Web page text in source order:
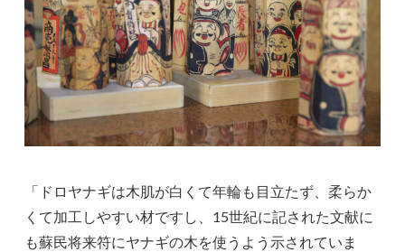
「ドロヤナギは木肌が白くて年輪も目立たず、柔らか
くて加工しやすい材ですし、15世紀に記された文献に
も蘇民将来符にヤナギの木を使うよう示されていま